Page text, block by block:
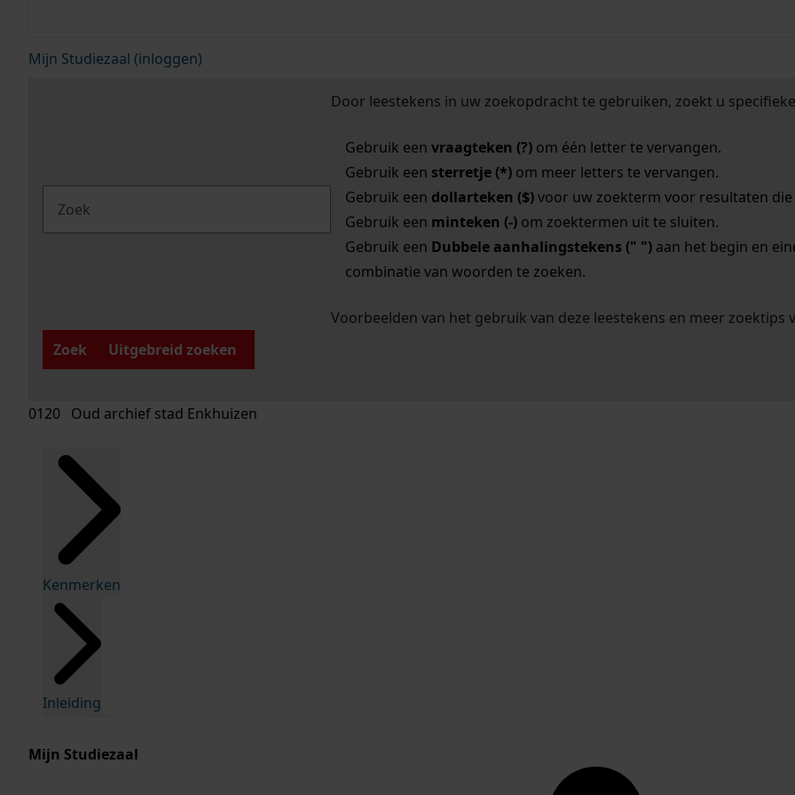
Mijn Studiezaal (inloggen)
Door leestekens in uw zoekopdracht te gebruiken, zoekt u
Gebruik een vraagteken (?)om één letter te vervangen.
Gebruik een sterretje (*)om meer letters te vervangen.
Gebruik een dollarteken ($)voor uw zoekterm voor resultaten die
Gebruik een minteken (-)om zoektermen uit te sluiten.
Gebruik een Dubbele aanhalingstekens (" ")aan het begin en
combinatie van woorden te zoeken.
Voorbeelden van het gebruik van deze leestekens en meer zoektips
Zoek
Uitgebreid zoeken
0120 Oud archief stad Enkhuizen
Kenmerken
Inleiding
Mijn Studiezaal